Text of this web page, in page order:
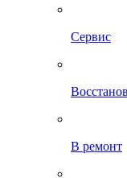
Сервис
В ремонт